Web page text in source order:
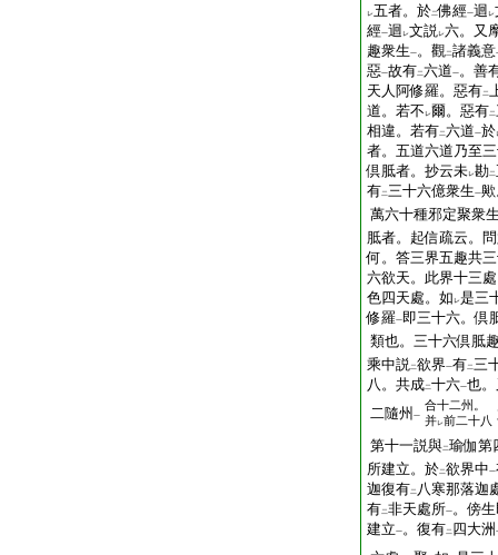
レ五者。於二佛經一迴 レ
經一迴 レ文説レ六。又
趣衆生一。觀二諸義意
惡一故有二六道一。善
天人阿修羅。惡有二
道。若不 レ爾。惡有二
相違。若有二六道一於
者。五道六道乃至
倶胝者。抄云未レ勘二
有二三十六億衆生一
萬六十種邪定聚衆
胝者。起信疏云。
何。答三界五趣共
六欲天。此界十三
色四天處。如 レ是三
修羅一即三十六。倶
類也。三十六倶胝
乘中説二欲界一有二三
八。共成二十六一也
二隨州 一
合十二州。
并レ前二十八
第十一説與二瑜伽第
所建立。於二欲界中一
迦復有二 八寒那落迦
有二非天處所一。傍
建立一。復有二 四大洲